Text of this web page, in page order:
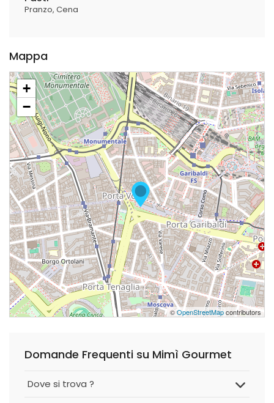
Pranzo Cena
Mappa
+
−
©OpenStreetMapcontributors
Domande Frequenti su Mimì Gourmet
Dove si trova ?